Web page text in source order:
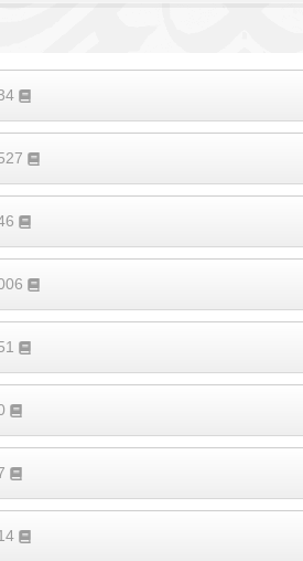
134
114